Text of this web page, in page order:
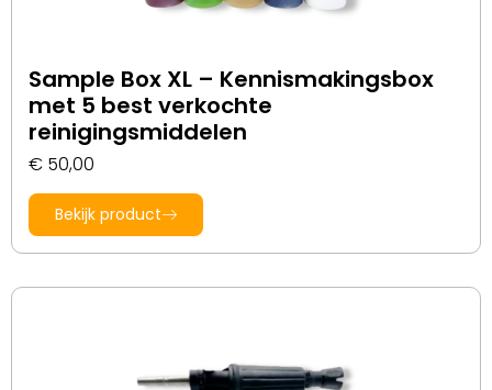
Sample Box XL – Kennismakingsbox
met 5 best verkochte
reinigingsmiddelen
€ 50,00
Bekijk product